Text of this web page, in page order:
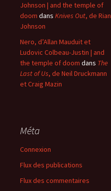
Johnson | and the temple of
doom dans Knives Out, de Rian
Johnson
Nero, d’Allan Mauduit et
Ludovic Colbeau-Justin | and
the temple of doom dans The
Last of Us, de Neil Druckmann
et Craig Mazin
Méta
Connexion
Flux des publications
Flux des commentaires